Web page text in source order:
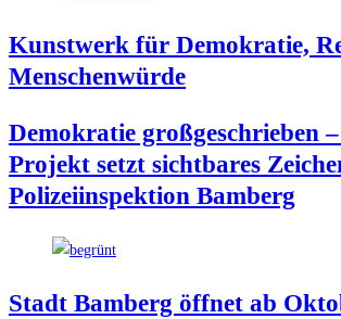
Kunst­werk für Demo­kra­tie,
Menschenwürde
Demo­kra­tie groß­ge­schrie­ben
Pro­jekt setzt sicht­ba­res
Poli­zei­in­spek­ti­on Bamberg
Stadt Bam­berg öff­net ab